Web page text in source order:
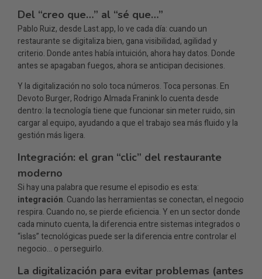
Del “creo que…” al “sé que…”
Pablo Ruiz, desde Last.app, lo ve cada día: cuando un
restaurante se digitaliza bien, gana visibilidad, agilidad y
criterio. Donde antes había intuición, ahora hay datos. Donde
antes se apagaban fuegos, ahora se anticipan decisiones.
Y la digitalización no solo toca números. Toca personas. En
Devoto Burger, Rodrigo Almada Franink lo cuenta desde
dentro: la tecnología tiene que funcionar sin meter ruido, sin
cargar al equipo, ayudando a que el trabajo sea más fluido y la
gestión más ligera.
Integración: el gran “clic” del restaurante
moderno
Si hay una palabra que resume el episodio es esta:
integración. Cuando las herramientas se conectan, el negocio
respira. Cuando no, se pierde eficiencia. Y en un sector donde
cada minuto cuenta, la diferencia entre sistemas integrados o
“islas” tecnológicas puede ser la diferencia entre controlar el
negocio… o perseguirlo.
La digitalización para evitar problemas (antes